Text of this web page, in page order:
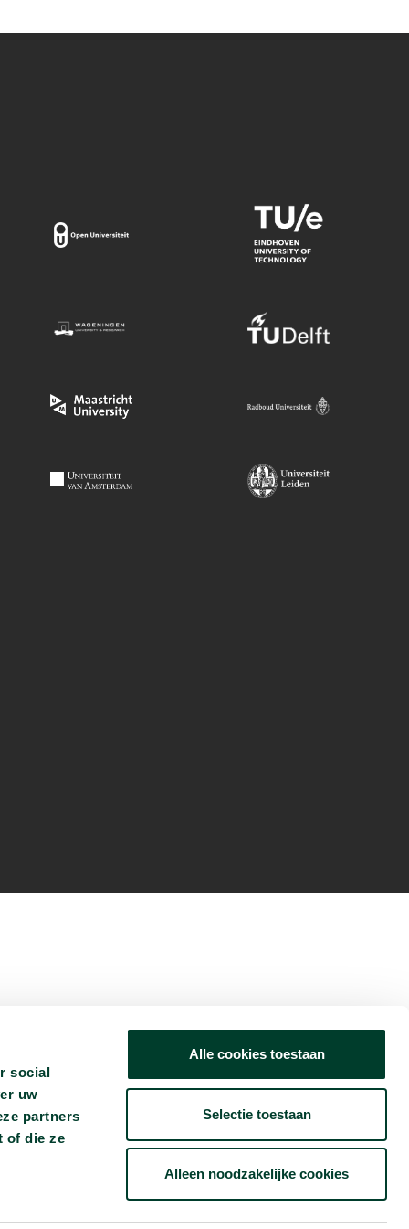
social
uw
partners
of die ze
Alle cookies toestaan
Selectie toestaan
Alleen noodzakelijke cookies